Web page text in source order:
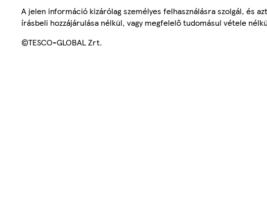
A jelen információ kizárólag személyes felhasználásra szolgál, és
írásbeli hozzájárulása nélkül, vagy megfelelő tudomásul vétele
©TESCO-GLOBAL Zrt.